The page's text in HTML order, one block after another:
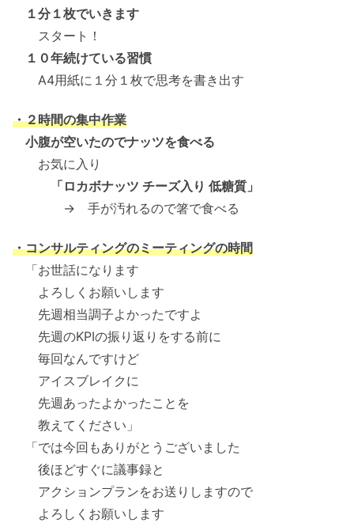
１分１枚でいきます
スタート！
１０年続けている習慣
A4用紙に１分１枚で思考を書き出す
・２時間の集中作業
小腹が空いたのでナッツを食べる
お気に入り
「ロカボナッツ チーズ入り 低糖質」
→ 手が汚れるので箸で食べる
・コンサルティングのミーティングの時間
「お世話になります
よろしくお願いします
先週相当調子よかったですよ
先週のKPIの振り返りをする前に
毎回なんですけど
アイスブレイクに
先週あったよかったことを
教えてください」
「では今回もありがとうございました
後ほどすぐに議事録と
アクションプランをお送りしますので
よろしくお願いします